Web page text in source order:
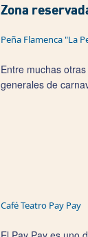
Zona
Peña Flamenca "La
Entre muchas
generales de
Café Teatro Pay Pay